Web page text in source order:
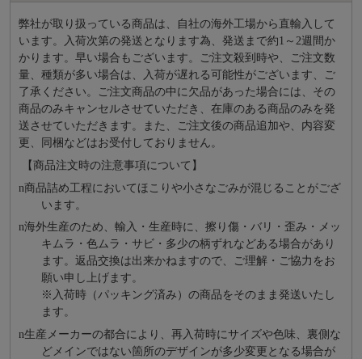
弊社が取り扱っている商品は、自社の海外工場から直輸入して
います。入荷次第の発送となります為、発送まで約1～2週間か
かります。早い場合もございます。ご注文殺到時や、ご注文数
量、種類が多い場合は、入荷が遅れる可能性がございます、ご
了承ください。ご注文商品の中に欠品があった場合には、その
商品のみキャンセルさせていただき、在庫のある商品のみを発
送させていただきます。また、ご注文後の商品追加や、内容変
更、同梱などはお受付しておりません。
【商品注文時の注意事項について】
n商品詰め⼯程においてほこりや⼩さなごみが混じることがござ
います。
n海外⽣産のため、輸⼊・⽣産時に、擦り傷・バリ・歪み・メッ
キムラ・色ムラ・サビ・多少の柄ずれなどある場合があり
ます。返品交換は出来かねますので、ご理解・ご協⼒をお
願い申し上げます。
※⼊荷時（パッキング済み）の商品をそのまま発送いたし
ます。
n⽣産メーカーの都合により、再⼊荷時にサイズや⾊味、裏側な
どメインではない箇所のデザインが多少変更となる場合が